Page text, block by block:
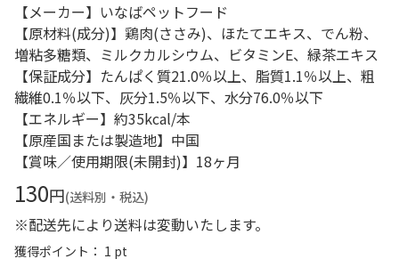
【メーカー】いなばペットフード
【原材料(成分)】鶏肉(ささみ)、ほたてエキス、でん粉、
増粘多糖類、ミルクカルシウム、ビタミンE、緑茶エキス
【保証成分】たんぱく質21.0％以上、脂質1.1％以上、粗
繊維0.1％以下、灰分1.5％以下、水分76.0％以下
【エネルギー】約35kcal/本
【原産国または製造地】中国
【賞味／使用期限(未開封)】18ヶ月
130円(送料別・税込)
※配送先により送料は変動いたします。
獲得ポイント： 1 pt